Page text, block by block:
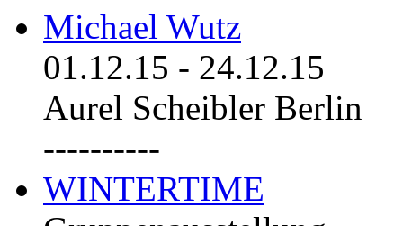
Michael Wutz
01.12.15 - 24.12.15
Aurel Scheibler Berlin
----------
WINTERTIME